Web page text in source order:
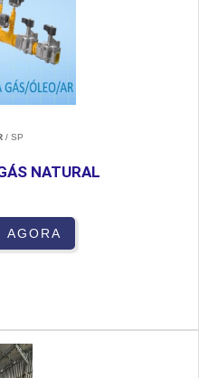
/ SP
NATURAL
AGORA